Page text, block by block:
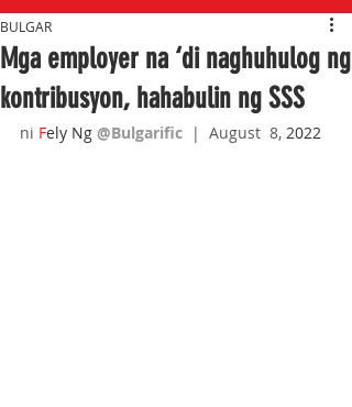
Mga employer na ‘di naghuhulog ng
kontribusyon, hahabulin ng SSS
BULGAR
ni Fely Ng @Bulgarific
  |  August  8,
2022